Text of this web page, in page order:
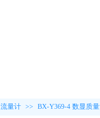
流量计 >> BX-Y369-4 数显质